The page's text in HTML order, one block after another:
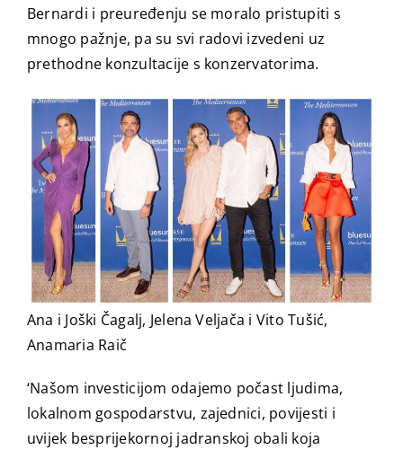
Bernardi i preuređenju se moralo pristupiti s
mnogo pažnje, pa su svi radovi izvedeni uz
prethodne konzultacije s konzervatorima.
Ana i Joški Čagalj, Jelena Veljača i Vito Tušić,
Anamaria Raič
‘Našom investicijom odajemo počast ljudima,
lokalnom gospodarstvu, zajednici, povijesti i
uvijek besprijekornoj jadranskoj obali koja